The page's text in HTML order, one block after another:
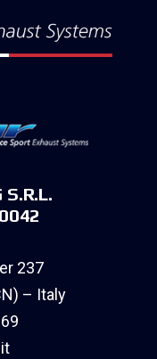
S.R.L.
237
– Italy